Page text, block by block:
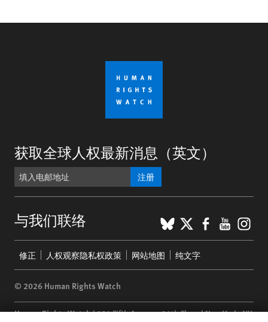
获取全球人权最新消息（英文）
注册
与我们联络 BlueSky
X
menu
修正 人权观察隐私权政策 网站地图 纯文字
© 2026 Human Rights Watch
Human Rights Watch| 350 Fifth Avenue, 34th Floor | New York,NY